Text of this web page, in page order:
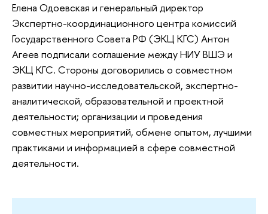
Елена Одоевская и генеральный директор
Экспертно-координационного центра комиссий
Государственного Совета РФ (ЭКЦ КГС) Антон
Агеев подписали соглашение между НИУ ВШЭ и
ЭКЦ КГС. Стороны договорились о совместном
развитии научно-исследовательской, экспертно-
аналитической, образовательной и проектной
деятельности; организации и проведения
совместных мероприятий, обмене опытом, лучшими
практиками и информацией в сфере совместной
деятельности.